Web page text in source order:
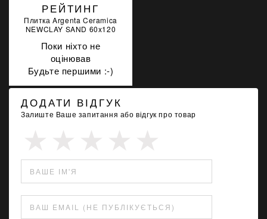
РЕЙТИНГ
Плитка Argenta Ceramica
NEWCLAY SAND 60x120
Поки ніхто не
оцінював
Будьте першими :-)
ДОДАТИ ВІДГУК
Залиште Ваше запитання або відгук про товар
ВАШЕ ІМ'Я
ВАШ EMAIL (НЕ ПУБЛІКУЄТЬСЯ)